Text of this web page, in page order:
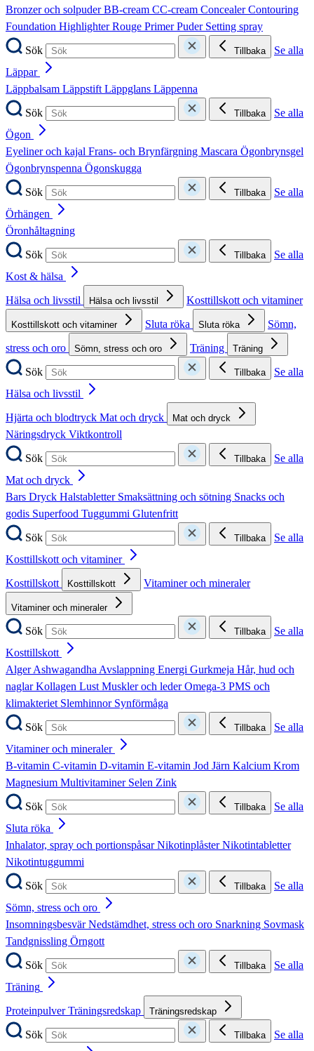
Bronzer och solpuderBB-cream CC-cream ConcealerContouring
Foundation HighlighterRouge PrimerPuder Setting spray
Sök
Tillbaka
Se alla
Läppar
Läppbalsam LäppstiftLäppglans Läppenna
Sök
Tillbaka
Se alla
Ögon
Eyeliner och kajal Frans- och Brynfärgning Mascara Ögonbrynsgel
Ögonbrynspenna Ögonskugga
Sök
Tillbaka
Se alla
Örhängen
Öronhåltagning
Sök
Tillbaka
Se alla
Kost & hälsa
Hälsa och livsstil
Hälsa och livsstil Kosttillskott och vitaminer
Kosttillskott och vitaminer Sluta röka Sluta röka
Sömn,
stress och oro
Sömn, stress och oro Träning Träning
Sök Tillbaka
Se alla
Hälsa och livsstil
Hjärta och blodtryck Mat och dryck Mat och dryck
Näringsdryck Viktkontroll
Sök
Tillbaka
Se alla
Mat och dryck
Bars Dryck Halstabletter Smaksättning och sötning Snacks och
godis Superfood Tuggummi Glutenfritt
Sök
Tillbaka
Se alla
Kosttillskott och vitaminer
Kosttillskott
Kosttillskott Vitaminer och mineraler
Vitaminer och mineraler
Sök Tillbaka
Se alla
Kosttillskott
AlgerAshwagandhaAvslappning Energi Gurkmeja Hår, hud och
naglarKollagen LustMuskler och lederOmega-3 PMS och
klimakteriet Slemhinnor Synförmåga
Sök
Tillbaka
Se alla
Vitaminer och mineraler
B-vitamin C-vitamin D-vitamin E-vitamin Jod Järn Kalcium Krom
Magnesium Multivitaminer Selen Zink
Sök
Tillbaka
Se alla
Sluta röka
Inhalator, spray och portionspåsarNikotinplåsterNikotintabletter
Nikotintuggummi
Sök
Tillbaka
Se alla
Sömn, stress och oro
InsomningsbesvärNedstämdhet, stress och oro Snarkning Sovmask
Tandgnissling Örngott
Sök
Tillbaka
Se alla
Träning
ProteinpulverTräningsredskap Träningsredskap
Sök Tillbaka
Se alla